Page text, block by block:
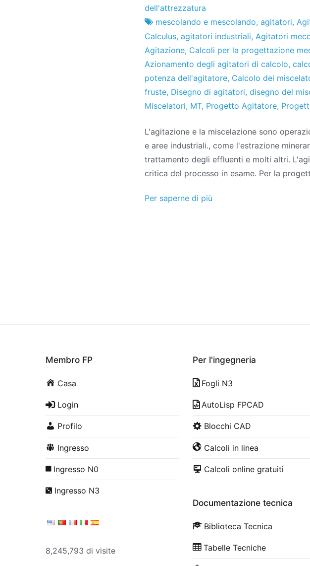
Fabbrica
di
progetti
24
l'ottobre
2013
dell'attrezzatura
mescolando e mescolando, agitatori,
Calculus, agitatori industriali, Agitatori
Agitazione, Calcoli per la progettazione
Azionamento degli agitatori di calcolo,
potenza dell'agitatore, Calcolo dei
fruste, Disegno di agitatori, disegno del
Miscelatori, MT, Progetto Agitatore,
L'agitazione e la miscelazione sono
e aree industriali., come l'estrazione
trattamento degli effluenti e molti altri.
critica del processo in esame. Per la
Per saperne di più
Membro FP
Casa
Login
Profilo
Ingresso
Ingresso N0
Ingresso N3
8,245,793 di visite
Per l'ingegneria
Fogli N3
AutoLisp FPCAD
Blocchi CAD
Calcoli in linea
Calcoli online gratuiti
Documentazione tecnica
Biblioteca Tecnica
Tabelle Tecniche